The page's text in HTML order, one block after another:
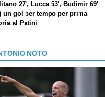
27', Lucca 53', Budimir 69'
un gol per tempo per prima
al Patini
NOTO